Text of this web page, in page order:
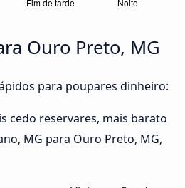
Ouro Preto, MG
para poupares dinheiro:
cedo reservares, mais barato
MG para Ouro Preto, MG,